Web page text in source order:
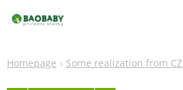
Homepage Some realization from CZ